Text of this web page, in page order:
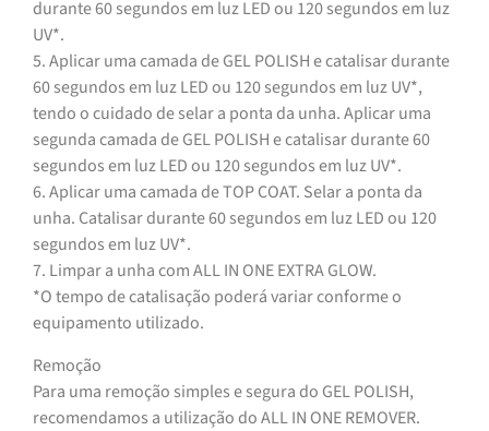
durante 60 segundos em luz LED ou 120 segundos em luz
UV*.
5. Aplicar uma camada de GEL POLISH e catalisar durante
60 segundos em luz LED ou 120 segundos em luz UV*,
tendo o cuidado de selar a ponta da unha. Aplicar uma
segunda camada de GEL POLISH e catalisar durante 60
segundos em luz LED ou 120 segundos em luz UV*.
6. Aplicar uma camada de TOP COAT. Selar a ponta da
unha. Catalisar durante 60 segundos em luz LED ou 120
segundos em luz UV*.
7. Limpar a unha com ALL IN ONE EXTRA GLOW.
*O tempo de catalisação poderá variar conforme o
equipamento utilizado.
Remoção
Para uma remoção simples e segura do GEL POLISH,
recomendamos a utilização do ALL IN ONE REMOVER.